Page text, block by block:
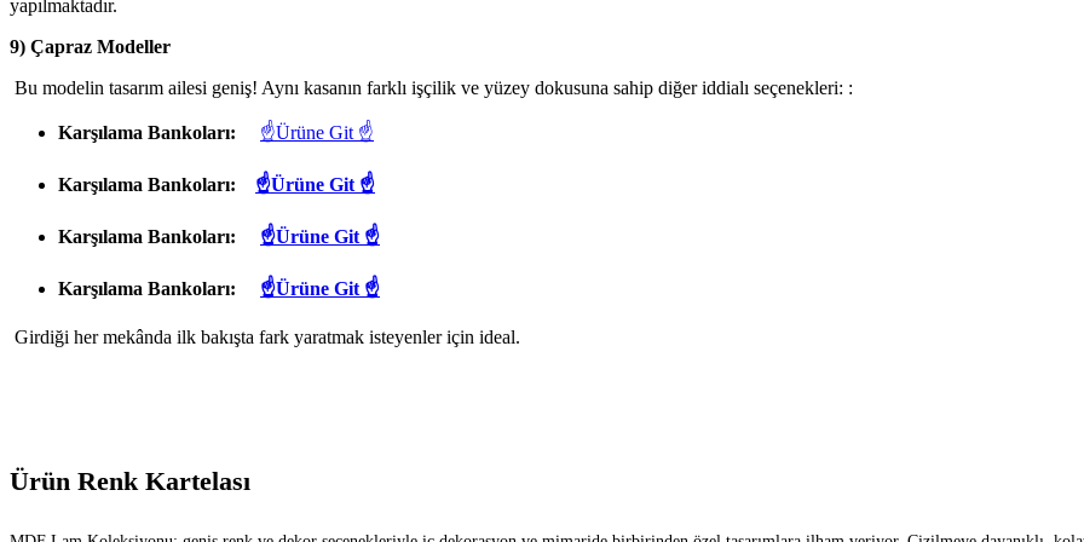
yapılmaktadır.
9) Çapraz Modeller
Bu modelin tasarım ailesi geniş! Aynı kasanın farklı işçilik ve yüzey dokusuna sahip diğer iddialı seçenekleri: :
Karşılama Bankoları: ☝Ürüne Git ☝
Karşılama Bankoları: ☝Ürüne Git ☝
Karşılama Bankoları: ☝Ürüne Git ☝
Karşılama Bankoları: ☝Ürüne Git ☝
Girdiği her mekânda ilk bakışta fark yaratmak isteyenler için ideal.
Ürün Renk Kartelası